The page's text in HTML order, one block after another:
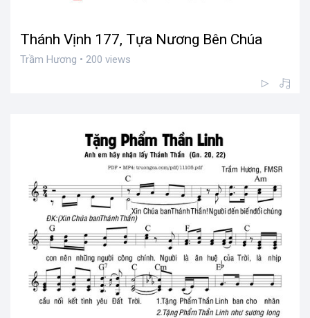
Thánh Vịnh 177, Tựa Nương Bên Chúa
Trầm Hương • 200 views